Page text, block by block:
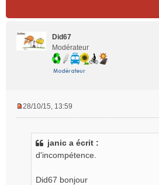
Did67
Modérateur
28/10/15, 13:59
janic a écrit :
d'incompétence.
Did67 bonjour